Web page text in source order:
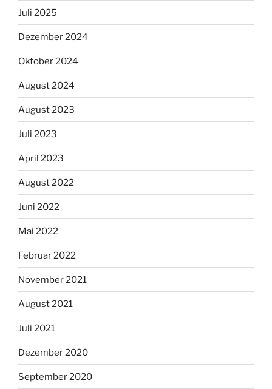
Juli 2025
Dezember 2024
Oktober 2024
August 2024
August 2023
Juli 2023
April 2023
August 2022
Juni 2022
Mai 2022
Februar 2022
November 2021
August 2021
Juli 2021
Dezember 2020
September 2020